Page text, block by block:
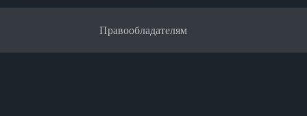
Правообладателям